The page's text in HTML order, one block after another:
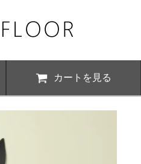
カートを見る